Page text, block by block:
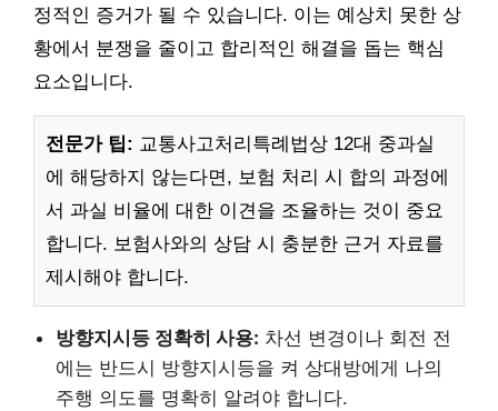
정적인 증거가 될 수 있습니다. 이는 예상치 못한 상
황에서 분쟁을 줄이고 합리적인 해결을 돕는 핵심
요소입니다.
전문가 팁: 교통사고처리특례법상 12대 중과실
에 해당하지 않는다면, 보험 처리 시 합의 과정에
서 과실 비율에 대한 이견을 조율하는 것이 중요
합니다. 보험사와의 상담 시 충분한 근거 자료를
제시해야 합니다.
방향지시등 정확히 사용: 차선 변경이나 회전 전
에는 반드시 방향지시등을 켜 상대방에게 나의
주행 의도를 명확히 알려야 합니다.